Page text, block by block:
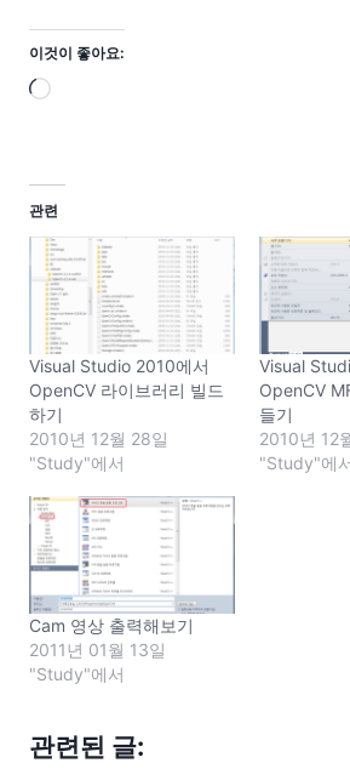
이것이 좋아요:
로
.
.
.
관련
Visual Studio 2010에서
OpenCV 라이브러리 빌드
하기
2010년 12월 28일
"Study"에서
Visual
OpenCV
들기
2010년 12
"Study"에
Cam 영상 출력해보기
2011년 01월 13일
"Study"에서
관련된 글: